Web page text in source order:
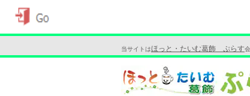
当サイトはほっと・たいむ葛飾 ぷらす